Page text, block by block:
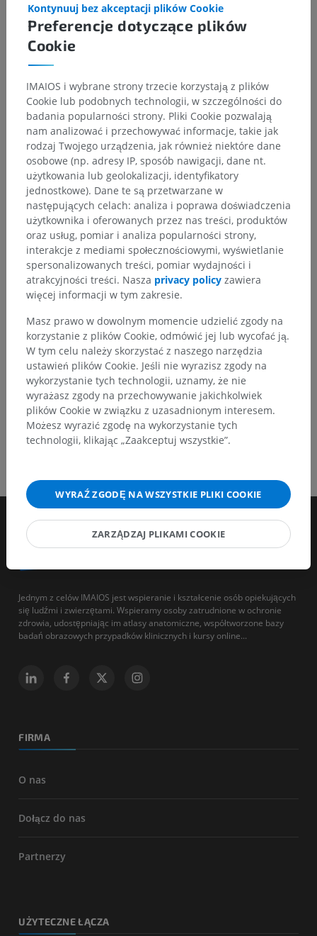
Splot naczyniówkowy> Nabłonek naczyniówkowy
Powiązane struktury:
Komórka nabłonka naczyniówkowego
Tłumaczenia
Zauważyłeś błąd?
Zachęcamy do przesyłania sugestii poprawek,
tłumaczeń lub innych treści, które przełożą się na
lepszą jakość materiałów.
Zgłoś problem
POBIERZ APLIKACJĘ
Jednym z celów IMAIOS jest wspieranie i kształcenie osób opiekujących
się ludźmi i zwierzętami. Wspieramy osoby zatrudnione w ochronie
zdrowia, udostępniając im atlasy anatomiczne, współtworzone bazy
badań obrazowych przypadków klinicznych i kursy online...
FIRMA
O nas
Dołącz do nas
Partnerzy
UŻYTECZNE ŁĄCZA
Preferencje dotyczące plików
Cookie
Kontynuuj bez akceptacji plików Cookie
IMAIOS i wybrane strony trzecie korzystają z plików
Cookie lub podobnych technologii, w szczególności do
badania popularności strony. Pliki Cookie pozwalają
nam analizować i przechowywać informacje, takie jak
rodzaj Twojego urządzenia, jak również niektóre dane
osobowe (np. adresy IP, sposób nawigacji, dane nt.
użytkowania lub geolokalizacji, identyfikatory
jednostkowe). Dane te są przetwarzane w
następujących celach: analiza i poprawa doświadczenia
użytkownika i oferowanych przez nas treści, produktów
oraz usług, pomiar i analiza popularności strony,
interakcje z mediami społecznościowymi, wyświetlanie
spersonalizowanych treści, pomiar wydajności i
atrakcyjności treści. Nasza privacy policy zawiera
więcej informacji w tym zakresie.
Masz prawo w dowolnym momencie udzielić zgody na
korzystanie z plików Cookie, odmówić jej lub wycofać ją.
W tym celu należy skorzystać z naszego narzędzia
ustawień plików Cookie. Jeśli nie wyrazisz zgody na
wykorzystanie tych technologii, uznamy, że nie
wyrażasz zgody na przechowywanie jakichkolwiek
plików Cookie w związku z uzasadnionym interesem.
Możesz wyrazić zgodę na wykorzystanie tych
technologii, klikając „Zaakceptuj wszystkie”.
WYRAŹ ZGODĘ NA WSZYSTKIE PLIKI COOKIE
ZARZĄDZAJ PLIKAMI COOKIE